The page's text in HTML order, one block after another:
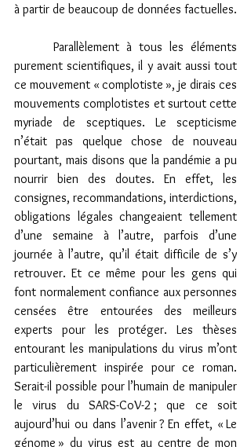
à partir de beaucoup de données factuelles.
purement scientifiques, il y avait aussi tout
ce mouvement « complotiste », je dirais ces
mouvements complotistes et surtout cette
myriade de sceptiques. Le scepticisme
n’était pas quelque chose de nouveau
pourtant, mais disons que la pandémie a pu
nourrir bien des doutes. En effet, les
consignes, recommandations, interdictions,
obligations légales changeaient tellement
d’une semaine à l’autre, parfois d’une
journée à l’autre, qu’il était difficile de s’y
retrouver. Et ce même pour les gens qui
font normalement confiance aux personnes
censées être entourées des meilleurs
experts pour les protéger. Les thèses
entourant les manipulations du virus m’ont
particulièrement inspirée pour ce roman.
Serait-il possible pour l’humain de manipuler
le virus du SARS-CoV-2 ; que ce soit
aujourd’hui ou dans l’avenir ? En effet, « Le
génome » du virus est au centre de mon